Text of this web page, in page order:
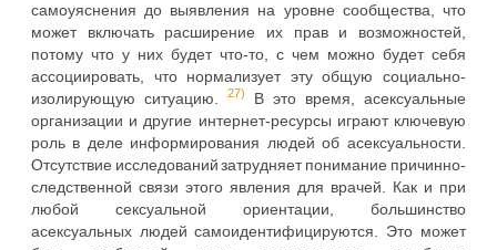
самоуяснения до выявления на уровне сообщества, что
может включать расширение их прав и возможностей,
потому что у них будет что-то, с чем можно будет себя
ассоциировать, что нормализует эту общую социально-
изолирующую ситуацию.
27)
В это время, асексуальные
организации и другие интернет-ресурсы играют ключевую
роль в деле информирования людей об асексуальности.
Отсутствие исследований затрудняет понимание причинно-
следственной связи этого явления для врачей. Как и при
любой сексуальной ориентации, большинство
асексуальных людей самоидентифицируются. Это может